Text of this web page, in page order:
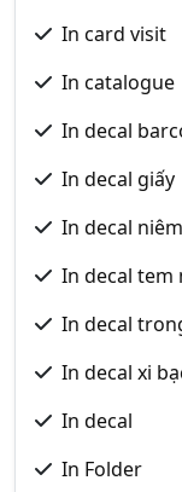
In card visit
In catalogue
In decal
In decal giấy
In decal
In decal tem
In decal
In decal xi
In decal
In Folder